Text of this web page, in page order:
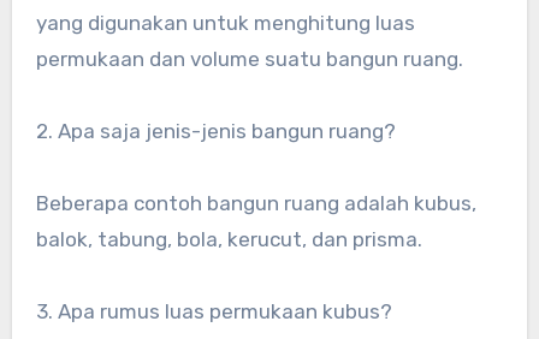
yang digunakan untuk menghitung luas
permukaan dan volume suatu bangun ruang.
2. Apa saja jenis-jenis bangun ruang?
Beberapa contoh bangun ruang adalah kubus,
balok, tabung, bola, kerucut, dan prisma.
3. Apa rumus luas permukaan kubus?